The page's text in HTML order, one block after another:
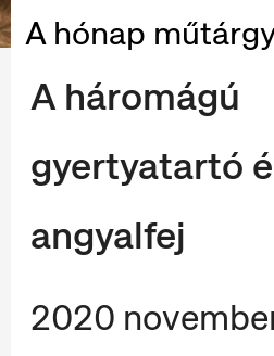
A hónap
A háromágú
gyertyatartó
angyalfej
2020